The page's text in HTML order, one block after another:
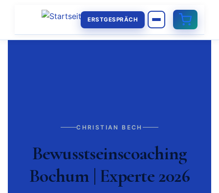
ERSTGESPRÄCH
CHRISTIAN BECH
Bewusstseinscoaching
Bochum | Experte 2026